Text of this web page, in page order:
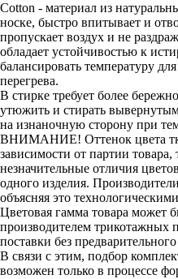
Cotton - материал из
носке, быстро впитывает и
пропускает воздух и не
обладает устойчивостью к
балансировать температуру
В стирке требует более
утюжить и стирать
на изнаночную сторону при
ВНИМАНИЕ! Оттенок цвета
зависимости от партии
незначительные отличия
одного изделия.
объясняя это
Цветовая гамма товара может
производителем трикотажных
поставки без
В связи с этим, подбор
возможен только в процессе